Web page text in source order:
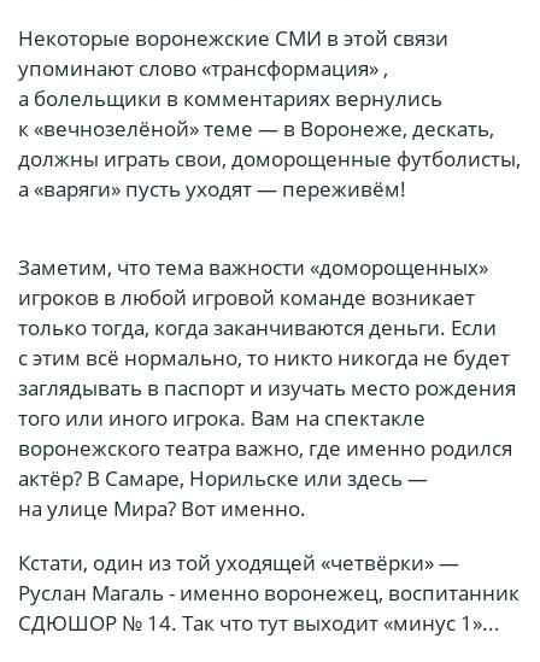
Некоторые воронежские СМИ в этой связи
упоминают слово «трансформация» ,
а болельщики в комментариях вернулись
к «вечнозелёной» теме — в Воронеже, дескать,
должны играть свои, доморощенные футболисты,
а «варяги» пусть уходят — переживём!
Заметим, что тема важности «доморощенных»
игроков в любой игровой команде возникает
только тогда, когда заканчиваются деньги. Если
с этим всё нормально, то никто никогда не будет
заглядывать в паспорт и изучать место рождения
того или иного игрока. Вам на спектакле
воронежского театра важно, где именно родился
актёр? В Самаре, Норильске или здесь —
на улице Мира? Вот именно.
Кстати, один из той уходящей «четвёрки» —
Руслан Магаль - именно воронежец, воспитанник
СДЮШОР № 14. Так что тут выходит «минус 1»...